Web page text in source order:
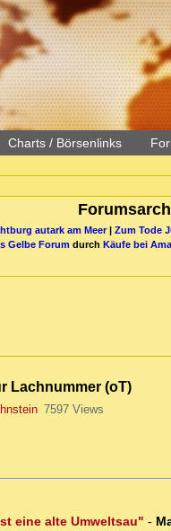
Charts / Börsenlinks
autark am Meer| Zum Tode
Gelbe Forum durch Käufe bei
Lachnummer (oT)
7597 Views
eine alte Umweltsau" -